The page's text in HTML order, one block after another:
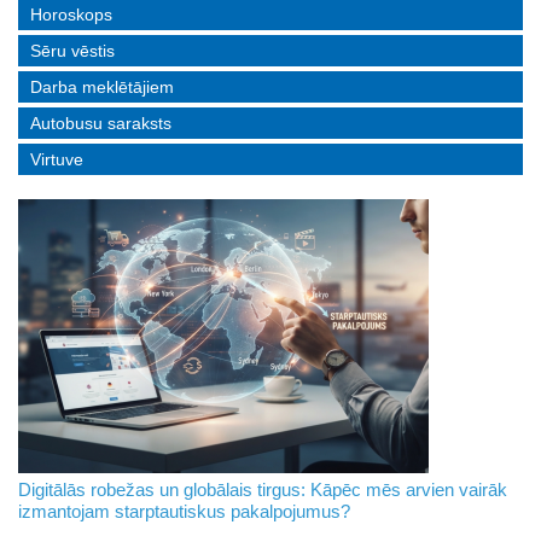
Horoskops
Sēru vēstis
Darba meklētājiem
Autobusu saraksts
Virtuve
Digitālās robežas un globālais tirgus: Kāpēc mēs arvien vairāk
izmantojam starptautiskus pakalpojumus?